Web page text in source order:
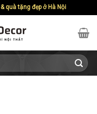
quà tặng đẹp ở Hà Nội